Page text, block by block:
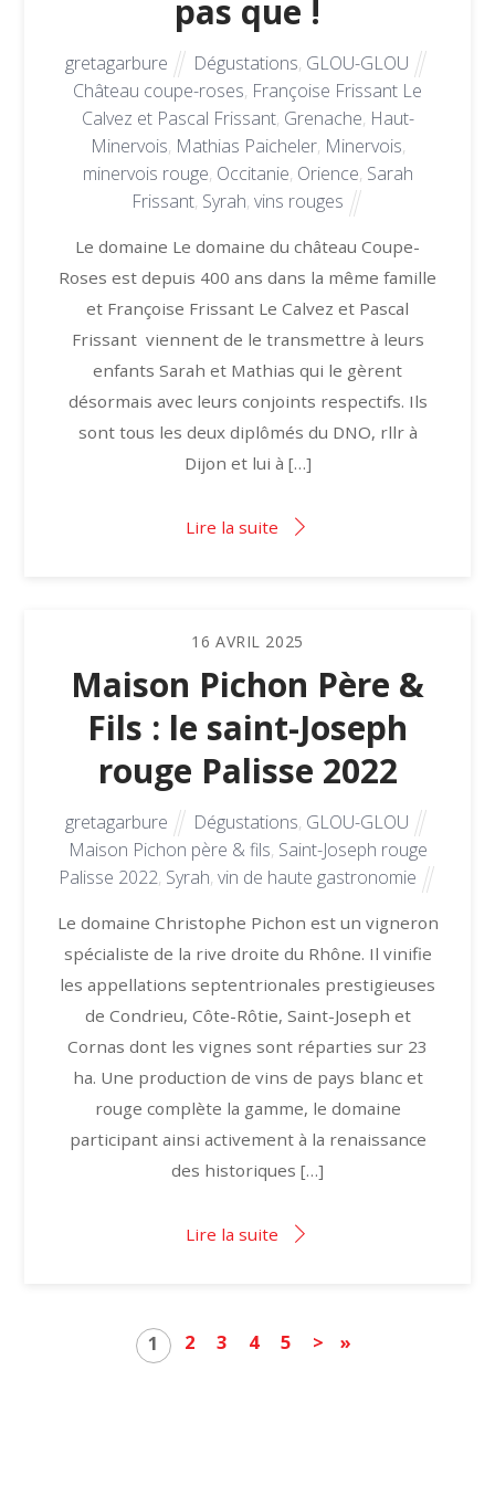
pas que !
gretagarbure Dégustations, GLOU-GLOU
Château coupe-roses, Françoise Frissant Le
Calvez et Pascal Frissant, Grenache, Haut-
Minervois, Mathias Paicheler, Minervois,
minervois rouge, Occitanie, Orience, Sarah
Frissant, Syrah, vins rouges
Le domaine Le domaine du château Coupe-
Roses est depuis 400 ans dans la même famille
et Françoise Frissant Le Calvez et Pascal
Frissant viennent de le transmettre à leurs
enfants Sarah et Mathias qui le gèrent
désormais avec leurs conjoints respectifs. Ils
sont tous les deux diplômés du DNO, rllr à
Dijon et lui à […]
Lire la suite
16 AVRIL 2025
Maison Pichon Père &
Fils : le saint-Joseph
rouge Palisse 2022
gretagarbure Dégustations, GLOU-GLOU
Maison Pichon père & fils, Saint-Joseph rouge
Palisse 2022, Syrah, vin de haute gastronomie
Le domaine Christophe Pichon est un vigneron
spécialiste de la rive droite du Rhône. Il vinifie
les appellations septentrionales prestigieuses
de Condrieu, Côte-Rôtie, Saint-Joseph et
Cornas dont les vignes sont réparties sur 23
ha. Une production de vins de pays blanc et
rouge complète la gamme, le domaine
participant ainsi activement à la renaissance
des historiques […]
Lire la suite
1 2 3 4 5 > »